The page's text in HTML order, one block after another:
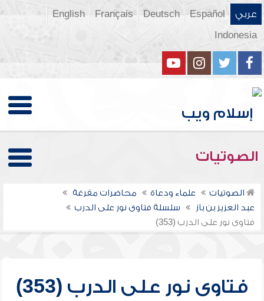
عربي Español
Deutsch
Français
English
Indonesia
الصوتيات
الصوتيات علماء ودعاة
محاضرات مفرغة
عبد العزيز بن باز
سلسلة فتاوى نور على الدرب
فتاوى نور على الدرب (353)
فتاوى نور على الدرب (353)